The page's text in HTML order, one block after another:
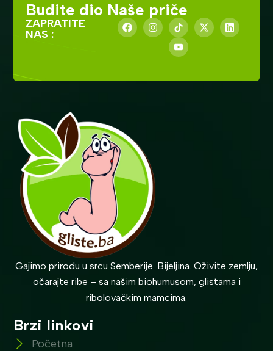
Budite dio Naše priče
ZAPRATITE
NAS :
Gajimo prirodu u srcu Semberije. Bijeljina. Oživite zemlju,
očarajte ribe – sa našim biohumusom, glistama i
ribolovačkim mamcima.
Brzi linkovi
Početna